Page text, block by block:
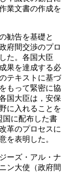
業文書の作成を
勧告を基礎と
府間交渉のプロ
た。各国大臣
果を達成する必
テキストに基づ
もって緊密に協
国大臣は，安保
に入れることを
国に配布した書
革のプロセスに
を表明した。
ーズ・アル・ナ
ン大使（政府間